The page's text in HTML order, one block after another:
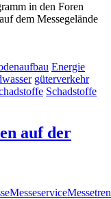
in den Foren
dem Messegelände
Energie
güterverkehr
Schadstoffe
auf der
Messeservice